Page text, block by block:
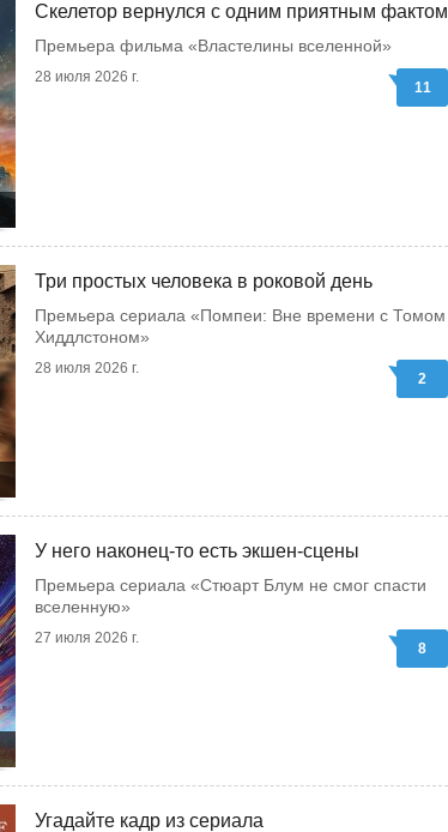
Скелетор вернулся с одним приятным фактом
Премьера фильма «Властелины вселенной»
28 июля 2026 г.
11
Три простых человека в роковой день
Премьера сериала «Помпеи: Вне времени с Томом
Хиддлстоном»
28 июля 2026 г.
2
У него наконец-то есть экшен-сцены
Премьера сериала «Стюарт Блум не смог спасти
вселенную»
27 июля 2026 г.
8
Угадайте кадр из сериала